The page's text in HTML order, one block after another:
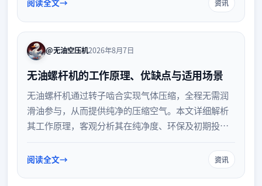
阅读全文 资讯
@无油空压机2026年8月7日
无油螺杆机的工作原理、优缺点与适用场景
无油螺杆机通过转子啮合实现气体压缩，全程无需润
滑油参与，从而提供纯净的压缩空气。本文详细解析
其工作原理，客观分析其在纯净度、环保及初期投资
气源要求严苛行业的典型应用场景，为设备选型提供
阅读全文 资讯